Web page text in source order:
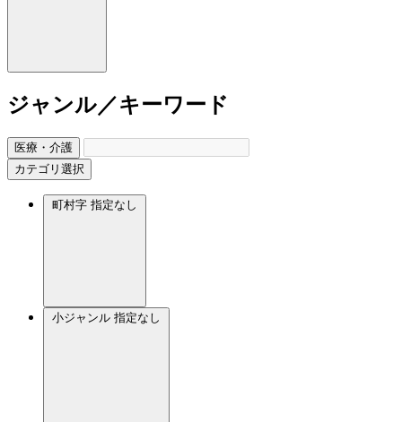
ジャンル／キーワード
医療・介護
カテゴリ選択
町村字 指定なし
小ジャンル 指定なし